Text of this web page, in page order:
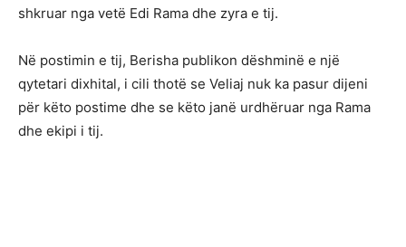
shkruar nga vetë Edi Rama dhe zyra e tij.
Në postimin e tij, Berisha publikon dëshminë e një
qytetari dixhital, i cili thotë se Veliaj nuk ka pasur dijeni
për këto postime dhe se këto janë urdhëruar nga Rama
dhe ekipi i tij.